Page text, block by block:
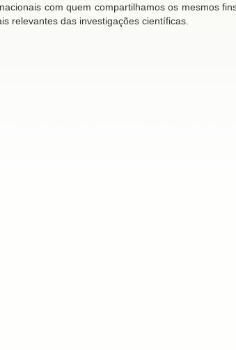
com quem compartilhamos os mesmos
relevantes das investigações científicas.